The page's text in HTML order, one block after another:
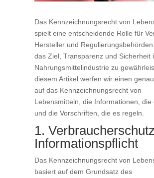
Das Kennzeichnungsrecht von
spielt eine entscheidende Rolle für
Hersteller und
das Ziel, Transparenz und Sicherheit
Nahrungsmittelindustrie zu
diesem Artikel werfen wir einen
auf das Kennzeichnungsrecht von
Lebensmitteln, die Informationen, die
und die Vorschriften, die es regeln.
1.
Informationspflicht
Das Kennzeichnungsrecht von
basiert auf dem Grundsatz des